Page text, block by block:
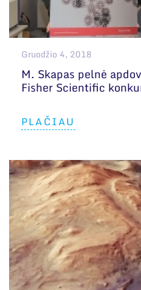
Bendri
Darbuotojų
Gruodžio 4, 2018
M. Skapas pelnė
Fisher Scientific
PLAČIAU